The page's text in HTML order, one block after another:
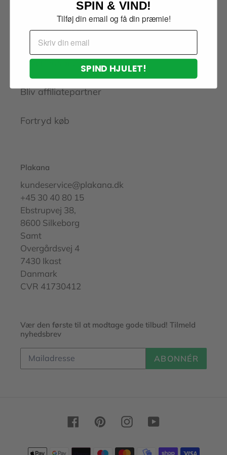
Refusionspolitik
Privatlivspolitik
Leveringsbetingelser
Bliv affiliatepartner
Fortryd køb
Plakana
kundeservice@plakana.dk
+45 30 40 80 15
Ebstrupvej 38,
8600 Silkeborg
Samt
Overgårdsvej 4
7430 Ikast
Danmark
CVR 41730412
Vær den første til at modtage gode tilbud! Tilmeld
nyhedsbrev
ABONNÉR
FacebookPinterestInstagram
Betalingsmetoder
SPIN & VIND!
Tilføj din email og få din præmie!
Email
SPIND HJULET!